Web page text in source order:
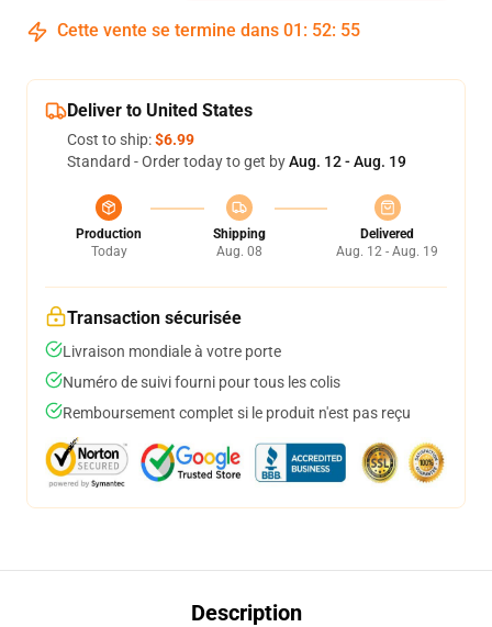
Cette vente se termine dans 01 : 52: 54
Deliver to United States
Cost to ship:$6.99
Standard - Order today to get byAug. 12 - Aug. 19
Production
Today
Shipping
Aug. 08
Delivered
Aug. 12 - Aug. 19
Transaction sécurisée
Livraison mondiale à votre porte
Numéro de suivi fourni pour tous les colis
Remboursement complet si le produit n'est pas reçu
Description